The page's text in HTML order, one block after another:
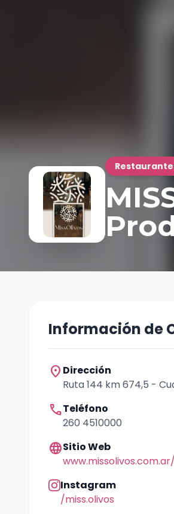
Información de
location_on Dirección
Ruta 144 km 674,5 -
callTeléfono
260 4510000
languageSitio Web
www.missolivos.com.ar/
Instagram
/miss.olivos